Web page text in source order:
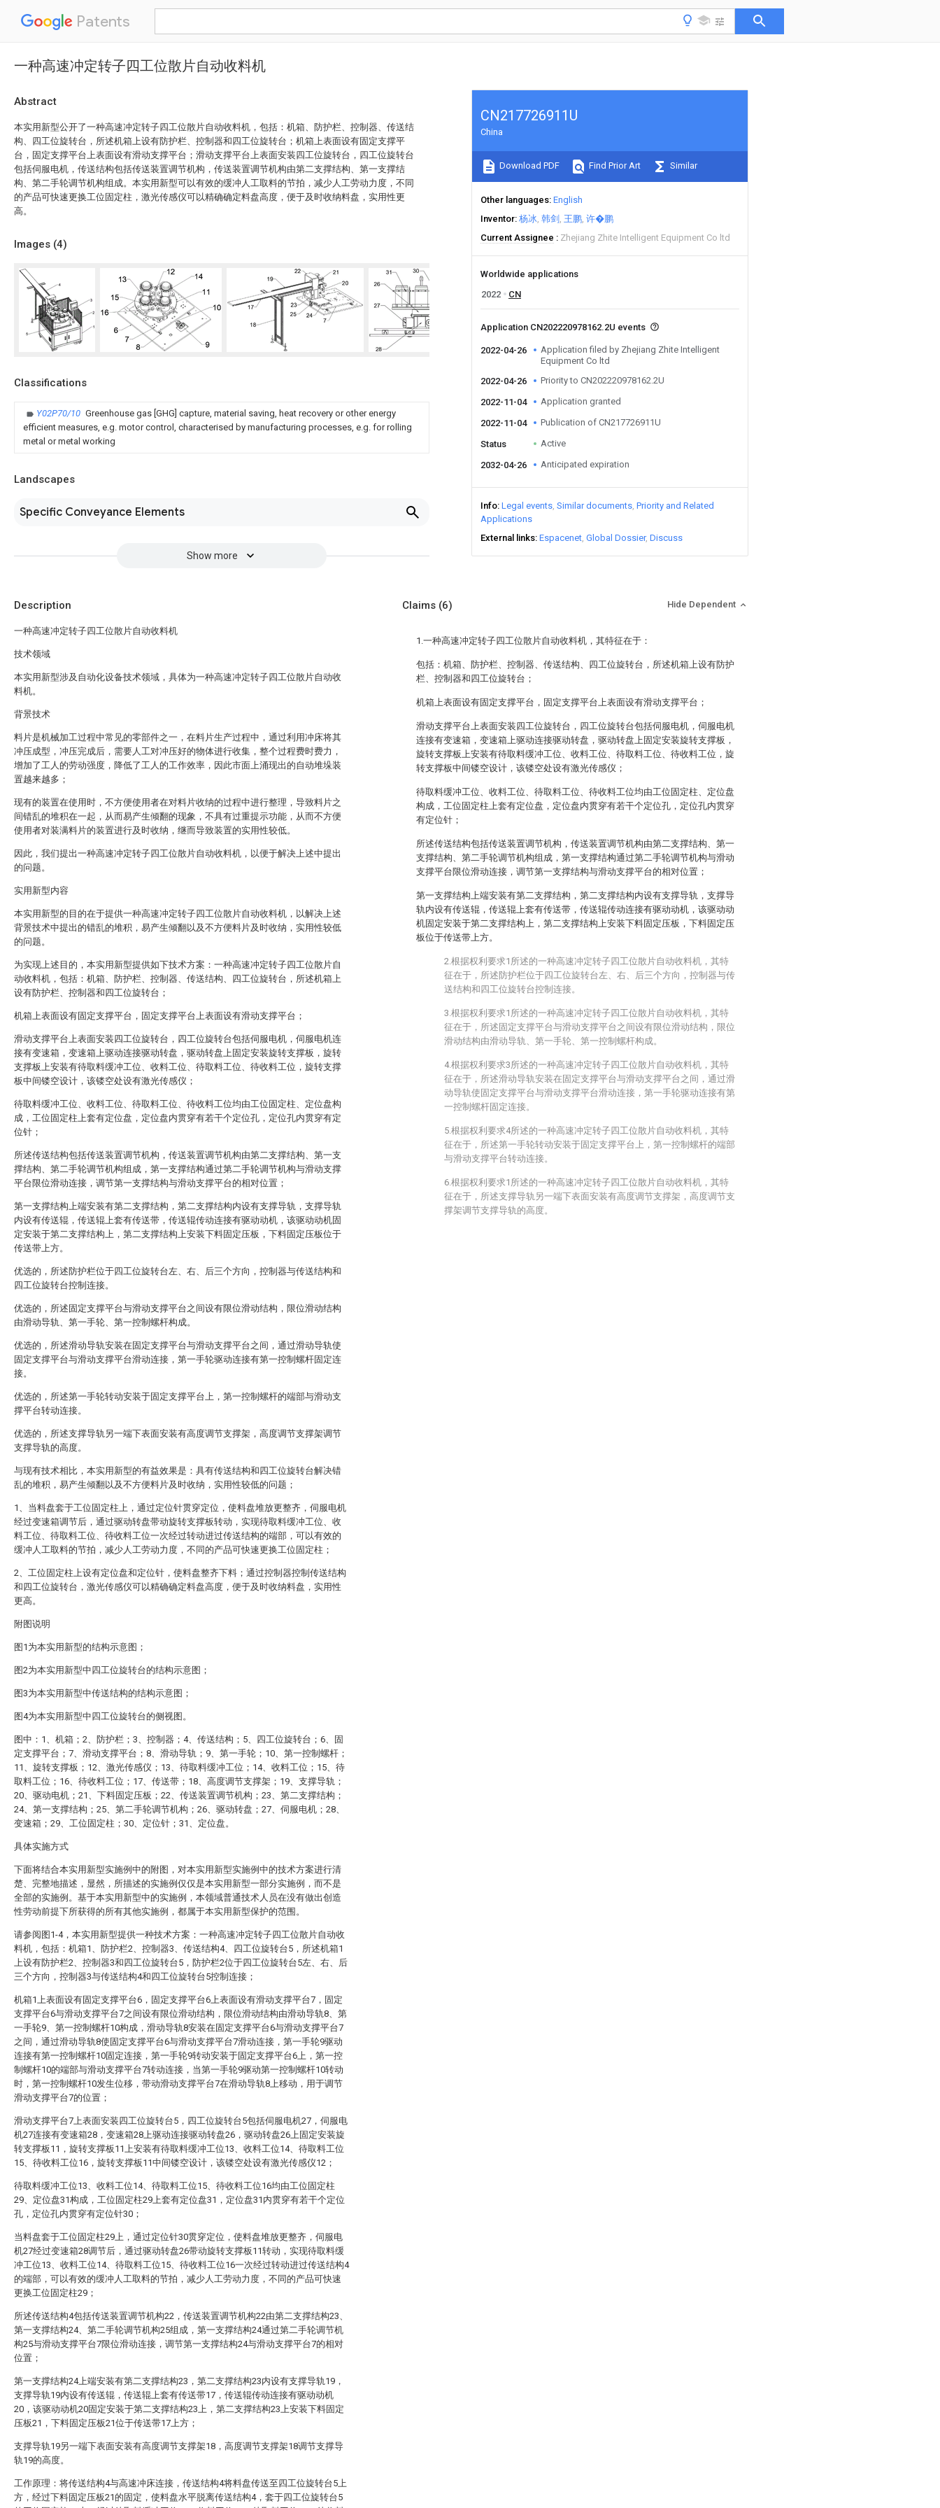
Patents
一种高速冲定转子四工位散片自动收料机
Abstract
本实用新型公开了一种高速冲定转子四工位散片自动收料机，包括：机箱、防护栏、控制器、传送结
构、四工位旋转台，所述机箱上设有防护栏、控制器和四工位旋转台；机箱上表面设有固定支撑平
台，固定支撑平台上表面设有滑动支撑平台；滑动支撑平台上表面安装四工位旋转台，四工位旋转台
包括伺服电机，传送结构包括传送装置调节机构，传送装置调节机构由第二支撑结构、第一支撑结
构、第二手轮调节机构组成。本实用新型可以有效的缓冲人工取料的节拍，减少人工劳动力度，不同
的产品可快速更换工位固定柱，激光传感仪可以精确确定料盘高度，便于及时收纳料盘，实用性更
高。
Images (4)
Classifications
Y02P70/10 Greenhouse gas [GHG] capture, material saving, heat recovery or other energy
efficient measures, e.g. motor control, characterised by manufacturing processes, e.g. for rolling
metal or metal working
Landscapes
Specific Conveyance Elements
Show more
CN217726911U
China
Download PDF Find Prior Art Similar
Other languages English
Inventor 杨冰 韩剑 王鹏 许�鹏
Current Assignee
Zhejiang Zhite Intelligent Equipment Co ltd
Worldwide applications
2022
CN
Application CN202220978162.2U events
2022-04-26
Application filed by Zhejiang Zhite Intelligent
Equipment Co ltd
2022-04-26
Priority to CN202220978162.2U
2022-11-04 Application granted
2022-11-04 Publication of CN217726911U
Status Active
2032-04-26 Anticipated expiration
Info Legal events Similar documents Priority and Related
Applications
External links Espacenet Global Dossier Discuss
Description
一种高速冲定转子四工位散片自动收料机
技术领域
本实用新型涉及自动化设备技术领域，具体为一种高速冲定转子四工位散片自动收
料机。
背景技术
料片是机械加工过程中常见的零部件之一，在料片生产过程中，通过利用冲床将其
冲压成型，冲压完成后，需要人工对冲压好的物体进行收集，整个过程费时费力，
增加了工人的劳动强度，降低了工人的工作效率，因此市面上涌现出的自动堆垛装
置越来越多；
现有的装置在使用时，不方便使用者在对料片收纳的过程中进行整理，导致料片之
间错乱的堆积在一起，从而易产生倾翻的现象，不具有过重提示功能，从而不方便
使用者对装满料片的装置进行及时收纳，继而导致装置的实用性较低。
因此，我们提出一种高速冲定转子四工位散片自动收料机，以便于解决上述中提出
的问题。
实用新型内容
本实用新型的目的在于提供一种高速冲定转子四工位散片自动收料机，以解决上述
背景技术中提出的错乱的堆积，易产生倾翻以及不方便料片及时收纳，实用性较低
的问题。
为实现上述目的，本实用新型提供如下技术方案：一种高速冲定转子四工位散片自
动收料机，包括：机箱、防护栏、控制器、传送结构、四工位旋转台，所述机箱上
设有防护栏、控制器和四工位旋转台；
机箱上表面设有固定支撑平台，固定支撑平台上表面设有滑动支撑平台；
滑动支撑平台上表面安装四工位旋转台，四工位旋转台包括伺服电机，伺服电机连
接有变速箱，变速箱上驱动连接驱动转盘，驱动转盘上固定安装旋转支撑板，旋转
支撑板上安装有待取料缓冲工位、收料工位、待取料工位、待收料工位，旋转支撑
板中间镂空设计，该镂空处设有激光传感仪；
待取料缓冲工位、收料工位、待取料工位、待收料工位均由工位固定柱、定位盘构
成，工位固定柱上套有定位盘，定位盘内贯穿有若干个定位孔，定位孔内贯穿有定
位针；
所述传送结构包括传送装置调节机构，传送装置调节机构由第二支撑结构、第一支
撑结构、第二手轮调节机构组成，第一支撑结构通过第二手轮调节机构与滑动支撑
平台限位滑动连接，调节第一支撑结构与滑动支撑平台的相对位置；
第一支撑结构上端安装有第二支撑结构，第二支撑结构内设有支撑导轨，支撑导轨
内设有传送辊，传送辊上套有传送带，传送辊传动连接有驱动动机，该驱动动机固
定安装于第二支撑结构上，第二支撑结构上安装下料固定压板，下料固定压板位于
传送带上方。
优选的，所述防护栏位于四工位旋转台左、右、后三个方向，控制器与传送结构和
四工位旋转台控制连接。
优选的，所述固定支撑平台与滑动支撑平台之间设有限位滑动结构，限位滑动结构
由滑动导轨、第一手轮、第一控制螺杆构成。
优选的，所述滑动导轨安装在固定支撑平台与滑动支撑平台之间，通过滑动导轨使
固定支撑平台与滑动支撑平台滑动连接，第一手轮驱动连接有第一控制螺杆固定连
接。
优选的，所述第一手轮转动安装于固定支撑平台上，第一控制螺杆的端部与滑动支
撑平台转动连接。
优选的，所述支撑导轨另一端下表面安装有高度调节支撑架，高度调节支撑架调节
支撑导轨的高度。
与现有技术相比，本实用新型的有益效果是：具有传送结构和四工位旋转台解决错
乱的堆积，易产生倾翻以及不方便料片及时收纳，实用性较低的问题；
1、当料盘套于工位固定柱上，通过定位针贯穿定位，使料盘堆放更整齐，伺服电机
经过变速箱调节后，通过驱动转盘带动旋转支撑板转动，实现待取料缓冲工位、收
料工位、待取料工位、待收料工位一次经过转动进过传送结构的端部，可以有效的
缓冲人工取料的节拍，减少人工劳动力度，不同的产品可快速更换工位固定柱；
2、工位固定柱上设有定位盘和定位针，使料盘整齐下料；通过控制器控制传送结构
和四工位旋转台，激光传感仪可以精确确定料盘高度，便于及时收纳料盘，实用性
更高。
附图说明
图1为本实用新型的结构示意图；
图2为本实用新型中四工位旋转台的结构示意图；
图3为本实用新型中传送结构的结构示意图；
图4为本实用新型中四工位旋转台的侧视图。
图中：1、机箱；2、防护栏；3、控制器；4、传送结构；5、四工位旋转台；6、固
定支撑平台；7、滑动支撑平台；8、滑动导轨；9、第一手轮；10、第一控制螺杆；
11、旋转支撑板；12、激光传感仪；13、待取料缓冲工位；14、收料工位；15、待
取料工位；16、待收料工位；17、传送带；18、高度调节支撑架；19、支撑导轨；
20、驱动电机；21、下料固定压板；22、传送装置调节机构；23、第二支撑结构；
24、第一支撑结构；25、第二手轮调节机构；26、驱动转盘；27、伺服电机；28、
变速箱；29、工位固定柱；30、定位针；31、定位盘。
具体实施方式
下面将结合本实用新型实施例中的附图，对本实用新型实施例中的技术方案进行清
楚、完整地描述，显然，所描述的实施例仅仅是本实用新型一部分实施例，而不是
全部的实施例。基于本实用新型中的实施例，本领域普通技术人员在没有做出创造
性劳动前提下所获得的所有其他实施例，都属于本实用新型保护的范围。
请参阅图1-4，本实用新型提供一种技术方案：一种高速冲定转子四工位散片自动收
料机，包括：机箱1、防护栏2、控制器3、传送结构4、四工位旋转台5，所述机箱1
上设有防护栏2、控制器3和四工位旋转台5，防护栏2位于四工位旋转台5左、右、后
三个方向，控制器3与传送结构4和四工位旋转台5控制连接；
机箱1上表面设有固定支撑平台6，固定支撑平台6上表面设有滑动支撑平台7，固定
支撑平台6与滑动支撑平台7之间设有限位滑动结构，限位滑动结构由滑动导轨8、第
一手轮9、第一控制螺杆10构成，滑动导轨8安装在固定支撑平台6与滑动支撑平台7
之间，通过滑动导轨8使固定支撑平台6与滑动支撑平台7滑动连接，第一手轮9驱动
连接有第一控制螺杆10固定连接，第一手轮9转动安装于固定支撑平台6上，第一控
制螺杆10的端部与滑动支撑平台7转动连接，当第一手轮9驱动第一控制螺杆10转动
时，第一控制螺杆10发生位移，带动滑动支撑平台7在滑动导轨8上移动，用于调节
滑动支撑平台7的位置；
滑动支撑平台7上表面安装四工位旋转台5，四工位旋转台5包括伺服电机27，伺服电
机27连接有变速箱28，变速箱28上驱动连接驱动转盘26，驱动转盘26上固定安装旋
转支撑板11，旋转支撑板11上安装有待取料缓冲工位13、收料工位14、待取料工位
15、待收料工位16，旋转支撑板11中间镂空设计，该镂空处设有激光传感仪12；
待取料缓冲工位13、收料工位14、待取料工位15、待收料工位16均由工位固定柱
29、定位盘31构成，工位固定柱29上套有定位盘31，定位盘31内贯穿有若干个定位
孔，定位孔内贯穿有定位针30；
当料盘套于工位固定柱29上，通过定位针30贯穿定位，使料盘堆放更整齐，伺服电
机27经过变速箱28调节后，通过驱动转盘26带动旋转支撑板11转动，实现待取料缓
冲工位13、收料工位14、待取料工位15、待收料工位16一次经过转动进过传送结构4
的端部，可以有效的缓冲人工取料的节拍，减少人工劳动力度，不同的产品可快速
更换工位固定柱29；
所述传送结构4包括传送装置调节机构22，传送装置调节机构22由第二支撑结构23、
第一支撑结构24、第二手轮调节机构25组成，第一支撑结构24通过第二手轮调节机
构25与滑动支撑平台7限位滑动连接，调节第一支撑结构24与滑动支撑平台7的相对
位置；
第一支撑结构24上端安装有第二支撑结构23，第二支撑结构23内设有支撑导轨19，
支撑导轨19内设有传送辊，传送辊上套有传送带17，传送辊传动连接有驱动动机
20，该驱动动机20固定安装于第二支撑结构23上，第二支撑结构23上安装下料固定
压板21，下料固定压板21位于传送带17上方；
支撑导轨19另一端下表面安装有高度调节支撑架18，高度调节支撑架18调节支撑导
轨19的高度。
工作原理：将传送结构4与高速冲床连接，传送结构4将料盘传送至四工位旋转台5上
方，经过下料固定压板21的固定，使料盘水平脱离传送结构4，套于四工位旋转台5
Claims (6) Hide Dependent
1.一种高速冲定转子四工位散片自动收料机，其特征在于：
包括：机箱、防护栏、控制器、传送结构、四工位旋转台，所述机箱上设有防护
栏、控制器和四工位旋转台；
机箱上表面设有固定支撑平台，固定支撑平台上表面设有滑动支撑平台；
滑动支撑平台上表面安装四工位旋转台，四工位旋转台包括伺服电机，伺服电机
连接有变速箱，变速箱上驱动连接驱动转盘，驱动转盘上固定安装旋转支撑板，
旋转支撑板上安装有待取料缓冲工位、收料工位、待取料工位、待收料工位，旋
转支撑板中间镂空设计，该镂空处设有激光传感仪；
待取料缓冲工位、收料工位、待取料工位、待收料工位均由工位固定柱、定位盘
构成，工位固定柱上套有定位盘，定位盘内贯穿有若干个定位孔，定位孔内贯穿
有定位针；
所述传送结构包括传送装置调节机构，传送装置调节机构由第二支撑结构、第一
支撑结构、第二手轮调节机构组成，第一支撑结构通过第二手轮调节机构与滑动
支撑平台限位滑动连接，调节第一支撑结构与滑动支撑平台的相对位置；
第一支撑结构上端安装有第二支撑结构，第二支撑结构内设有支撑导轨，支撑导
轨内设有传送辊，传送辊上套有传送带，传送辊传动连接有驱动动机，该驱动动
机固定安装于第二支撑结构上，第二支撑结构上安装下料固定压板，下料固定压
板位于传送带上方。
2.根据权利要求1所述的一种高速冲定转子四工位散片自动收料机，其特
征在于，所述防护栏位于四工位旋转台左、右、后三个方向，控制器与传
送结构和四工位旋转台控制连接。
3.根据权利要求1所述的一种高速冲定转子四工位散片自动收料机，其特
征在于，所述固定支撑平台与滑动支撑平台之间设有限位滑动结构，限位
滑动结构由滑动导轨、第一手轮、第一控制螺杆构成。
4.根据权利要求3所述的一种高速冲定转子四工位散片自动收料机，其特
征在于，所述滑动导轨安装在固定支撑平台与滑动支撑平台之间，通过滑
动导轨使固定支撑平台与滑动支撑平台滑动连接，第一手轮驱动连接有第
一控制螺杆固定连接。
5.根据权利要求4所述的一种高速冲定转子四工位散片自动收料机，其特
征在于，所述第一手轮转动安装于固定支撑平台上，第一控制螺杆的端部
与滑动支撑平台转动连接。
6.根据权利要求1所述的一种高速冲定转子四工位散片自动收料机，其特
征在于，所述支撑导轨另一端下表面安装有高度调节支撑架，高度调节支
撑架调节支撑导轨的高度。